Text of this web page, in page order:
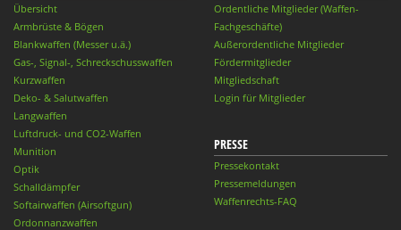
Übersicht
Armbrüste & Bögen
Blankwaffen (Messer u.ä.)
Gas-, Signal-, Schreckschusswaffen
Kurzwaffen
Deko- & Salutwaffen
Langwaffen
Luftdruck- und CO2-Waffen
Munition
Optik
Schalldämpfer
Softairwaffen (Airsoftgun)
Ordonnanzwaffen
Ordentliche Mitglieder (Waffen-
Fachgeschäfte)
Außerordentliche Mitglieder
Fördermitglieder
Mitgliedschaft
Login für Mitglieder
PRESSE
Pressekontakt
Pressemeldungen
Waffenrechts-FAQ